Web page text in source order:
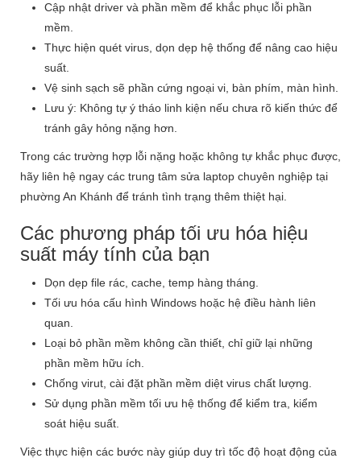
Cập nhật driver và phần mềm để khắc phục lỗi phần
mềm.
Thực hiện quét virus, dọn dẹp hệ thống để nâng cao hiệu
suất.
Vệ sinh sạch sẽ phần cứng ngoại vi, bàn phím, màn hình.
Lưu ý: Không tự ý tháo linh kiện nếu chưa rõ kiến thức để
tránh gây hỏng nặng hơn.
Trong các trường hợp lỗi nặng hoặc không tự khắc phục được,
hãy liên hệ ngay các trung tâm sửa laptop chuyên nghiệp tại
phường An Khánh để tránh tình trạng thêm thiệt hại.
Các phương pháp tối ưu hóa hiệu
suất máy tính của bạn
Dọn dẹp file rác, cache, temp hàng tháng.
Tối ưu hóa cấu hình Windows hoặc hệ điều hành liên
quan.
Loại bỏ phần mềm không cần thiết, chỉ giữ lại những
phần mềm hữu ích.
Chống virut, cài đặt phần mềm diệt virus chất lượng.
Sử dụng phần mềm tối ưu hệ thống để kiểm tra, kiểm
soát hiệu suất.
Việc thực hiện các bước này giúp duy trì tốc độ hoạt động của